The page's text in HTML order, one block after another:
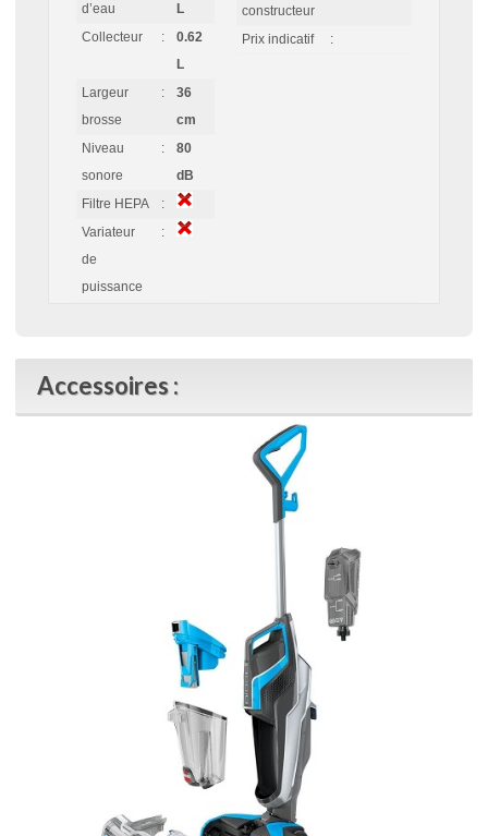
d’eau
L
Collecteur
:
0.62
L
Largeur
brosse
:
36
cm
Niveau
sonore
:
80
dB
Filtre HEPA
:
Variateur
de
puissance
:
constructeur
Prix indicatif :
Accessoires :